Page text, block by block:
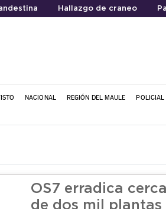
Hallazgo de craneo
NACIONAL REGIÓN DEL MAULE POLICIAL
OS7 erradica cerca
de dos mil plantas